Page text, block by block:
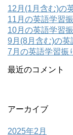
12月(1月含む)の
11月の英語学習
10月の英語学習
9月(8月含む)の英
7月の英語学習振
最近のコメント
アーカイブ
2025年2月